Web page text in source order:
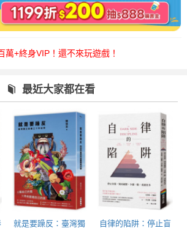
，年度唯一！快來周年慶逛逛！
起！滿額再減15%送6折券！
最近大家都在看
就是要躁反：臺灣獨
自律的陷阱：停止盲